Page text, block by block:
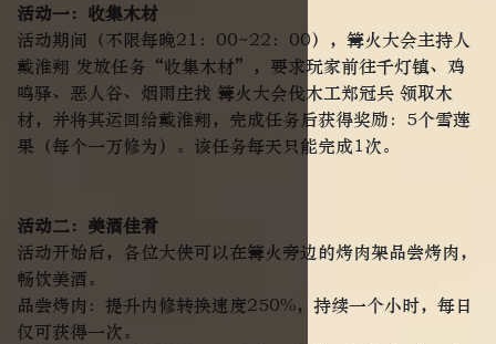
活动一：收集木材
活动期间（不限每晚21：00~22：00），篝火大会主持人
戴淮翔 发放任务“收集木材”，要求玩家前往千灯镇、鸡
鸣驿、恶人谷、烟雨庄找 篝火大会伐木工郑冠兵 领取木
材，并将其运回给戴淮翔，完成任务后获得奖励：5个雪莲
果（每个一万修为）。该任务每天只能完成1次。
活动二：美酒佳肴
活动开始后，各位大侠可以在篝火旁边的烤肉架品尝烤肉，
畅饮美酒。
品尝烤肉：提升内修转换速度250%，持续一个小时，每日
仅可获得一次。